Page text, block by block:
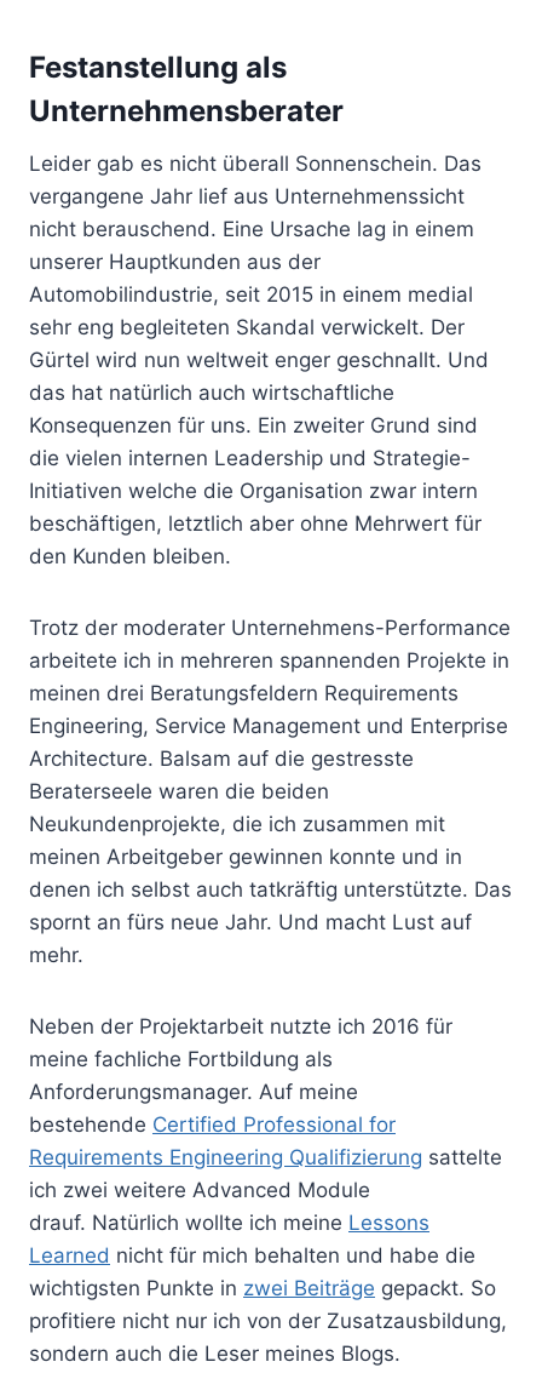
Festanstellung als
Unternehmensberater
Leider gab es nicht überall Sonnenschein. Das
vergangene Jahr lief aus Unternehmenssicht
nicht berauschend. Eine Ursache lag in einem
unserer Hauptkunden aus der
Automobilindustrie, seit 2015 in einem medial
sehr eng begleiteten Skandal verwickelt. Der
Gürtel wird nun weltweit enger geschnallt. Und
das hat natürlich auch wirtschaftliche
Konsequenzen für uns. Ein zweiter Grund sind
die vielen internen Leadership und Strategie-
Initiativen welche die Organisation zwar intern
beschäftigen, letztlich aber ohne Mehrwert für
den Kunden bleiben.
Trotz der moderater Unternehmens-Performance
arbeitete ich in mehreren spannenden Projekte in
meinen drei Beratungsfeldern Requirements
Engineering, Service Management und Enterprise
Architecture. Balsam auf die gestresste
Beraterseele waren die beiden
Neukundenprojekte, die ich zusammen mit
meinen Arbeitgeber gewinnen konnte und in
denen ich selbst auch tatkräftig unterstützte. Das
spornt an fürs neue Jahr. Und macht Lust auf
mehr.
Neben der Projektarbeit nutzte ich 2016 für
meine fachliche Fortbildung als
Anforderungsmanager. Auf meine
bestehende Certified Professional for
Requirements Engineering Qualifizierung sattelte
ich zwei weitere Advanced Module
drauf. Natürlich wollte ich meine Lessons
Learned nicht für mich behalten und habe die
wichtigsten Punkte in zwei Beiträge gepackt. So
profitiere nicht nur ich von der Zusatzausbildung,
sondern auch die Leser meines Blogs.